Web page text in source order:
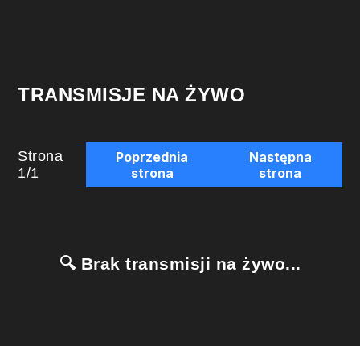
TRANSMISJE NA ŻYWO
Strona
1/1
Poprzednia
strona
Następna
strona
🔍 Brak transmisji na żywo...